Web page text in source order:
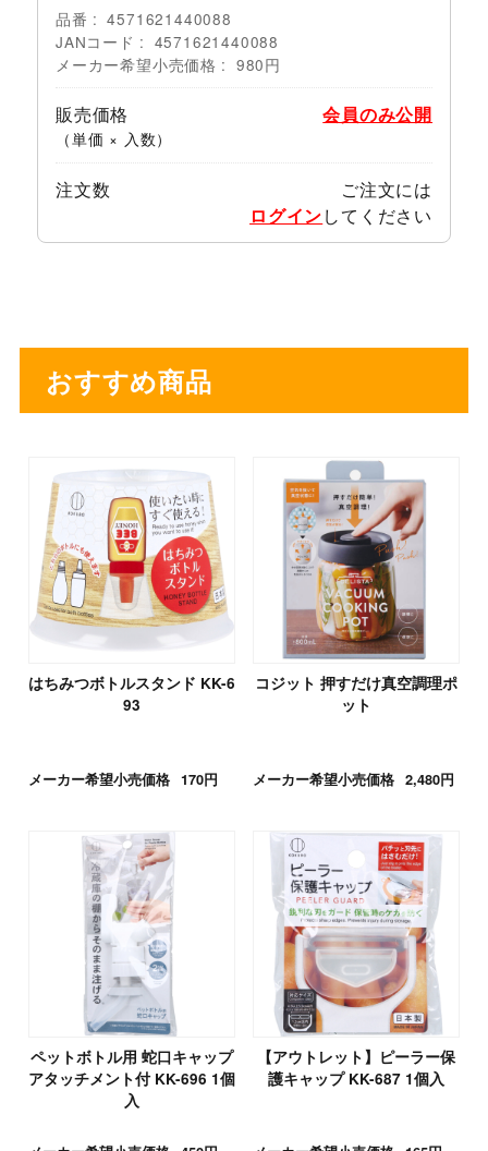
品番
4571621440088
JANコード
4571621440088
メーカー希望小売価格
980円
販売価格
（単価 × 入数）
会員のみ公開
注文数
ご注文には
ログインしてください
おすすめ商品
はちみつボトルスタンド KK-6
93
メーカー希望小売価格 170円
コジット 押すだけ真空調理ポ
ット
メーカー希望小売価格 2,480円
ペットボトル用 蛇口キャップ
アタッチメント付 KK-696 1個
入
【アウトレット】ピーラー保
護キャップ KK-687 1個入